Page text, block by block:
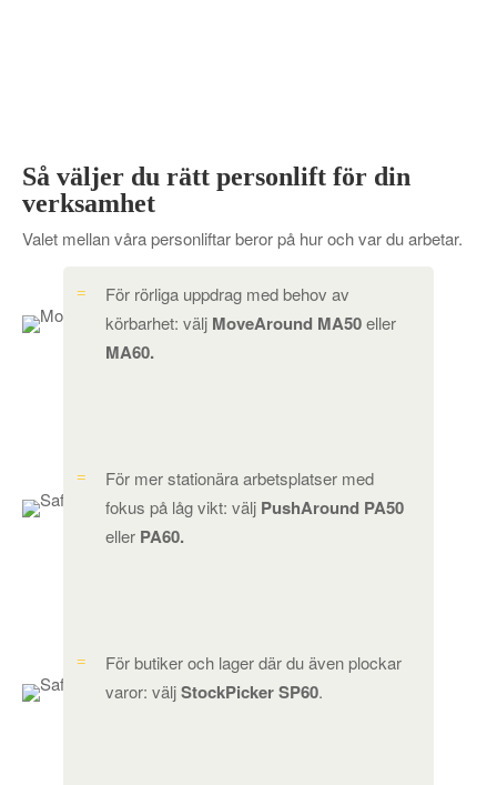
Så väljer du rätt personlift för din
verksamhet
Valet mellan våra personliftar beror på hur och var du arbetar.
För rörliga uppdrag med behov av
körbarhet: välj MoveAround MA50eller
MA60.
För mer stationära arbetsplatser med
fokus på låg vikt: välj PushAround PA50
eller PA60.
För butiker och lager där du även plockar
varor: väljStockPicker SP60.